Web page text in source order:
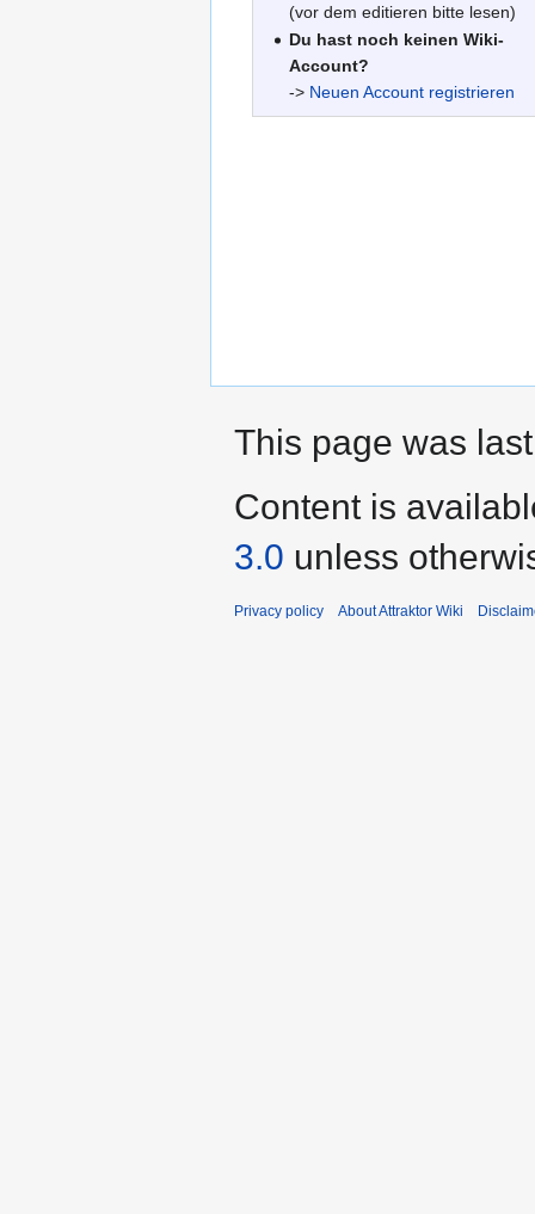
(vor dem editieren bitte lesen)
Du hast noch keinen Wiki-
Account?
-> Neuen Account registrieren
This page was
Content is
3.0 unless
Privacy policy About Attraktor Wiki